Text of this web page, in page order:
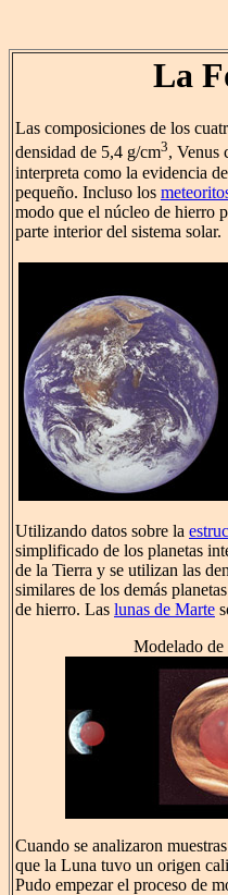
La
Las composiciones de los
densidad de 5,4 g/cm3, Venus
interpreta como la evidencia
pequeño. Incluso los
modo que el núcleo de hierro
parte interior del sistema solar.
Utilizando datos sobre la
simplificado de los planetas
de la Tierra y se utilizan las
similares de los demás
de hierro. Las lunas de Marte
Modelado de
Cuando se analizaron
que la Luna tuvo un origen
Pudo empezar el proceso de